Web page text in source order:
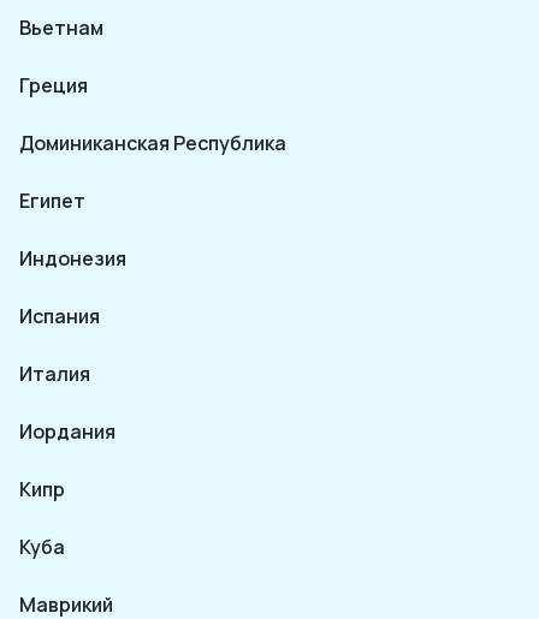
Вьетнам
Греция
Доминиканская Республика
Египет
Индонезия
Испания
Италия
Иордания
Кипр
Куба
Маврикий